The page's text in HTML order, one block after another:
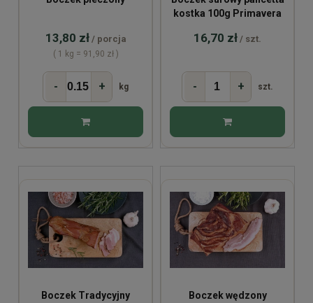
13,80 zł / porcja
( 1 kg = 91,90 zł )
- + kg
kostka 100g Primavera
16,70 zł / szt.
- + szt.
Boczek Tradycyjny
Boczek wędzony